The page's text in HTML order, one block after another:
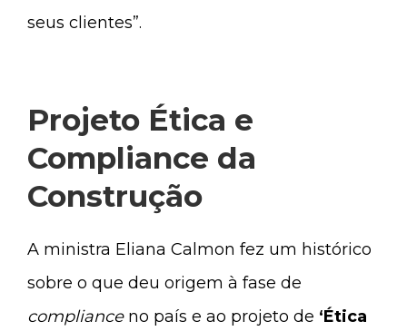
seus clientes”.
Projeto Ética e
Compliance da
Construção
A ministra Eliana Calmon fez um histórico
sobre o que deu origem à fase de
complianceno país e ao projeto de ‘Ética